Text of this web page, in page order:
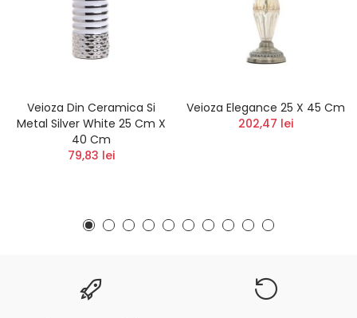
Veioza Din Ceramica Si
Metal Silver White 25 Cm X
40 Cm
79,83 lei
Veioza Elegance 25 X 45 Cm
202,47 lei